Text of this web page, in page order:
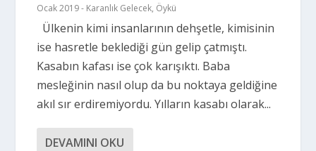
Ocak 2019 - Karanlık Gelecek, Öykü
Ülkenin kimi insanlarının dehşetle, kimisinin
ise hasretle beklediği gün gelip çatmıştı.
Kasabın kafası ise çok karışıktı. Baba
mesleğinin nasıl olup da bu noktaya geldiğine
akıl sır erdiremiyordu. Yılların kasabı olarak...
DEVAMINI OKU